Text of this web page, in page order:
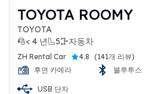
TOYOTA ROOMY
TOYOTA
< 4 년
5 자동차
보험 1종 포함
ZH Rental Car 4.8 (141개 리뷰)
후면 카메라
블루투스
USB 단자